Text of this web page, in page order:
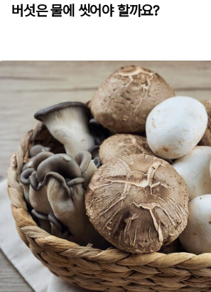
버섯은 물에 씻어야 할까요?